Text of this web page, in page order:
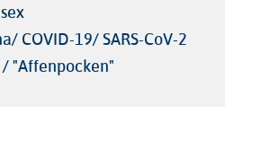
COVID-19/ SARS-CoV-2
"Affenpocken"